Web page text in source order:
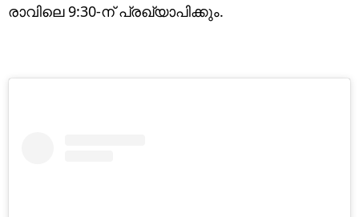
രാവിലെ 9:30-ന് പ്രഖ്യാപിക്കും.